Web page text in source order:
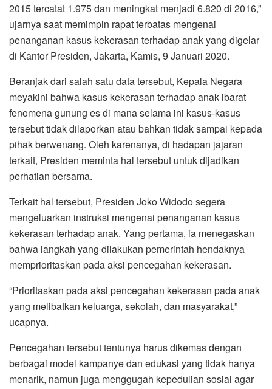
2015 tercatat 1.975 dan meningkat menjadi 6.820 di 2016,”
ujarnya saat memimpin rapat terbatas mengenai
penanganan kasus kekerasan terhadap anak yang digelar
di Kantor Presiden, Jakarta, Kamis, 9 Januari 2020.
Beranjak dari salah satu data tersebut, Kepala Negara
meyakini bahwa kasus kekerasan terhadap anak ibarat
fenomena gunung es di mana selama ini kasus-kasus
tersebut tidak dilaporkan atau bahkan tidak sampai kepada
pihak berwenang. Oleh karenanya, di hadapan jajaran
terkait, Presiden meminta hal tersebut untuk dijadikan
perhatian bersama.
Terkait hal tersebut, Presiden Joko Widodo segera
mengeluarkan instruksi mengenai penanganan kasus
kekerasan terhadap anak. Yang pertama, ia menegaskan
bahwa langkah yang dilakukan pemerintah hendaknya
memprioritaskan pada aksi pencegahan kekerasan.
“Prioritaskan pada aksi pencegahan kekerasan pada anak
yang melibatkan keluarga, sekolah, dan masyarakat,”
ucapnya.
Pencegahan tersebut tentunya harus dikemas dengan
berbagai model kampanye dan edukasi yang tidak hanya
menarik, namun juga menggugah kepedulian sosial agar